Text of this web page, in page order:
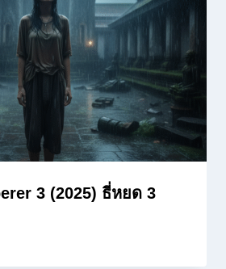
3 (2025) ธี่หยด 3